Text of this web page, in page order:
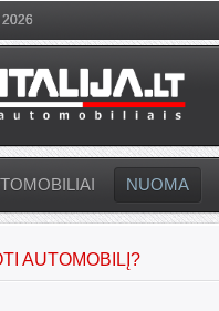
NUOMA
AUTOMOBILĮ?